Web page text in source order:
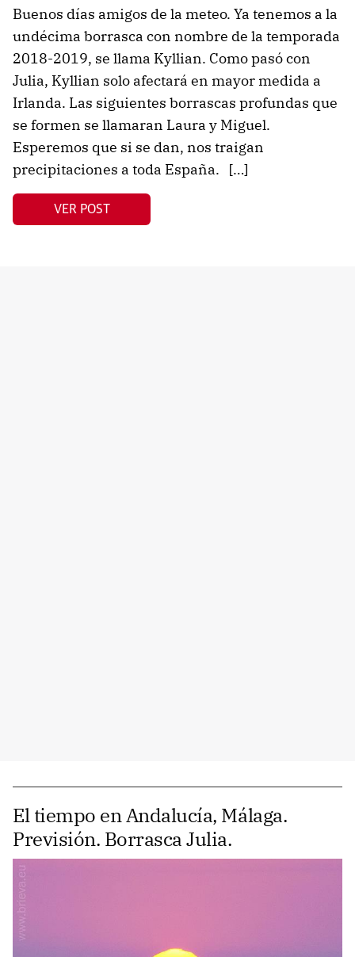
Buenos días amigos de la meteo. Ya tenemos a la
undécima borrasca con nombre de la temporada
2018-2019, se llama Kyllian. Como pasó con
Julia, Kyllian solo afectará en mayor medida a
Irlanda. Las siguientes borrascas profundas que
se formen se llamaran Laura y Miguel.
Esperemos que si se dan, nos traigan
precipitaciones a toda España. […]
VER POST
El tiempo en Andalucía, Málaga.
Previsión. Borrasca Julia.